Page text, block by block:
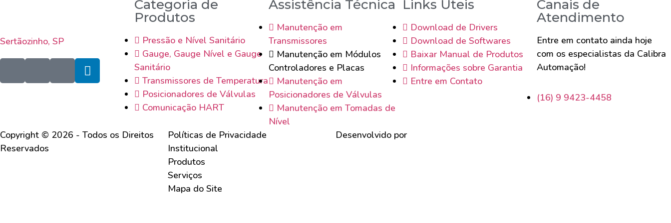
Sertãozinho, SP
Categoria de
Produtos
Pressão e Nível Sanitário
Gauge, Gauge Nível e Gauge
Sanitário
Transmissores de Temperatura
Posicionadores de Válvulas
Comunicação HART
Assistência Técnica
Manutenção em
Transmissores
Manutenção em Módulos
Controladores e Placas
Manutenção em
Posicionadores de Válvulas
Manutenção em Tomadas de
Nível
Links Úteis
Download de Drivers
Download de Softwares
Baixar Manual de Produtos
Informações sobre Garantia
Entre em Contato
Canais de
Atendimento
Entre em contato ainda hoje
com os especialistas da Calibra
Automação!
(16) 9 9423-4458
Copyright © 2026 - Todos os Direitos
Reservados
Políticas de Privacidade
Institucional
Produtos
Serviços
Mapa do Site
Desenvolvido por